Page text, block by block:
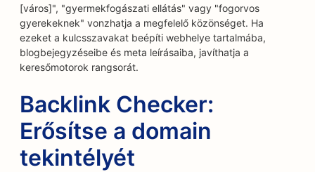
[város]", "gyermekfogászati ellátás" vagy "fogorvos
gyerekeknek" vonzhatja a megfelelő közönséget. Ha
ezeket a kulcsszavakat beépíti webhelye tartalmába,
blogbejegyzéseibe és meta leírásaiba, javíthatja a
keresőmotorok rangsorát.
Backlink Checker:
Erősítse a domain
tekintélyét